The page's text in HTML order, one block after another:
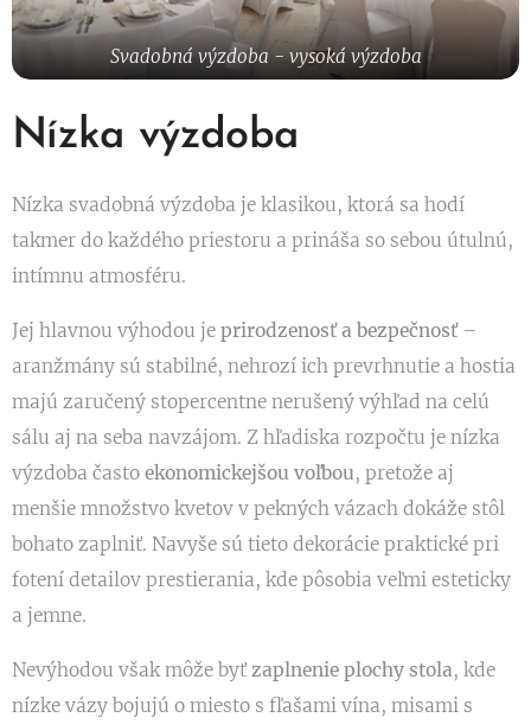
Svadobná výzdoba - vysoká výzdoba
Nízka výzdoba
Nízka svadobná výzdoba je klasikou, ktorá sa hodí
takmer do každého priestoru a prináša so sebou útulnú,
intímnu atmosféru.
Jej hlavnou výhodou je prirodzenosť a bezpečnosť–
aranžmány sú stabilné, nehrozí ich prevrhnutie a hostia
majú zaručený stopercentne nerušený výhľad na celú
sálu aj na seba navzájom. Z hľadiska rozpočtu je nízka
výzdoba často ekonomickejšou voľbou, pretože aj
menšie množstvo kvetov v pekných vázach dokáže stôl
bohato zaplniť. Navyše sú tieto dekorácie praktické pri
fotení detailov prestierania, kde pôsobia veľmi esteticky
a jemne.
Nevýhodou však môže byť zaplnenie plochy stola, kde
nízke vázy bojujú o miesto s fľašami vína, misami s